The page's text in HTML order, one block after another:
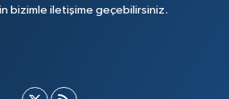
bizimle iletişime geçebilirsiniz.